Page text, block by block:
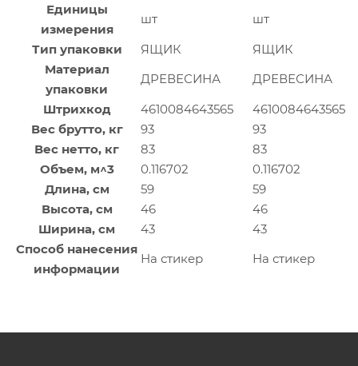
Единицы
измерения
шт
шт
Тип упаковки
ЯЩИК
ЯЩИК
Материал
упаковки
ДРЕВЕСИНА
ДРЕВЕСИНА
Штрихкод
4610084643565
4610084643565
Вес брутто, кг
93
93
Вес нетто, кг
83
83
Объем, м^3
0.116702
0.116702
Длина, см
59
59
Высота, см
46
46
Ширина, см
43
43
Способ нанесения
информации
На стикер На стикер